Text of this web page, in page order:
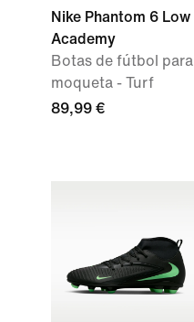
Nike Phantom 6 Low
Academy
Botas de fútbol para
moqueta - Turf
89,99 €